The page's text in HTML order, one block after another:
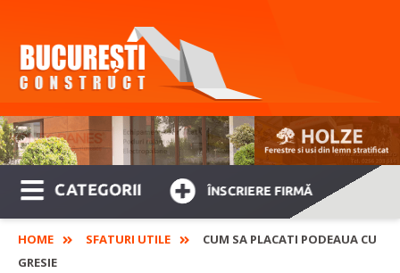
CATEGORII ÎNSCRIERE FIRMĂ
HOME SFATURI UTILE
CUM SA PLACATI PODEAUA CU
GRESIE